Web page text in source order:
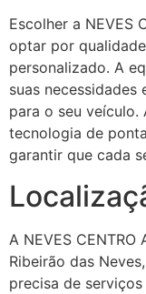
Escolher a NEVES
optar por
personalizado. A
suas necessidades
para o seu
tecnologia de
garantir que cada
A NEVES
Ribeirão das
precisa de serviços